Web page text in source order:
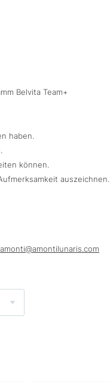
Belvita Team+
haben.
können.
auszeichnen.
amonti@amontilunaris.com